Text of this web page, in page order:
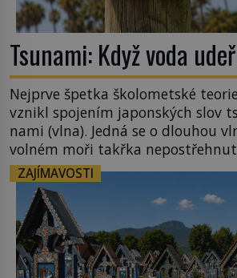
Tsunami: Když voda
Nejprve špetka školometské
vznikl spojením japonských slov
nami (vlna). Jedná se o dlouhou
volném moři takřka
vlnová délka tsunami i 300
na volném moři je maximálně 1,5
podobné obří vlny obávat i v
tsunami si […]
ZAJÍMAVOSTI